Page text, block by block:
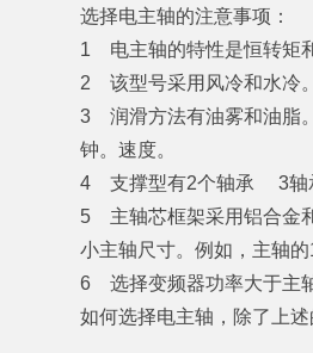
选择电主轴的注意事项：
1 电主轴的特性是恒转矩
2 该型号采用风冷和水冷
3 润滑方法有油雾和油脂
钟。速度。
4 支撑型有2个轴承 3轴承
5 主轴芯框架采用铝合金
小主轴尺寸。例如，主轴
6 选择变频器功率大于主
如何选择电主轴，除了上